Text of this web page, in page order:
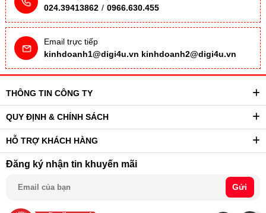
024.39413862 / 0966.630.455
Email trực tiếp
kinhdoanh1@digi4u.vn kinhdoanh2@digi4u.vn
THÔNG TIN CÔNG TY
QUY ĐỊNH & CHÍNH SÁCH
HỖ TRỢ KHÁCH HÀNG
Đăng ký nhận tin khuyến mãi
Gửi